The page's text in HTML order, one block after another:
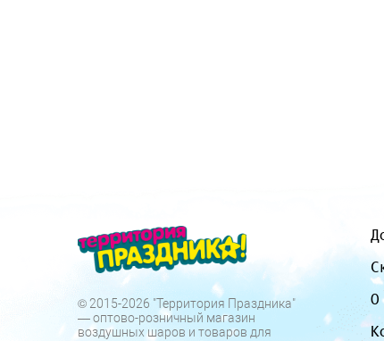
© 2015-2026 "Территория Праздника"
— оптово-розничный магазин
воздушных шаров и товаров для